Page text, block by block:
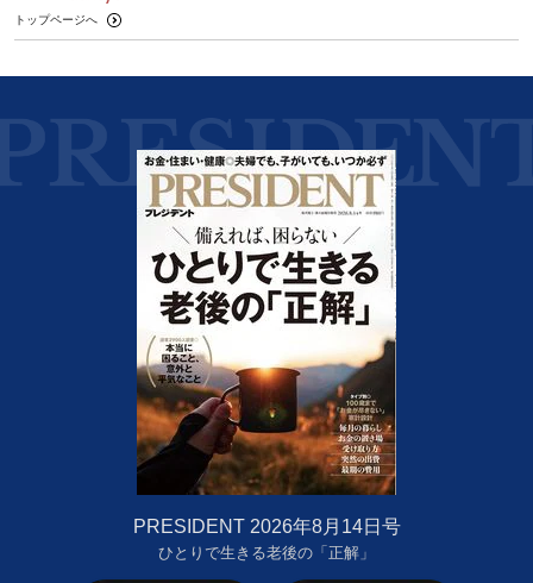
トップページへ
PRESIDENT 2026年8月14日号
ひとりで生きる老後の「正解」